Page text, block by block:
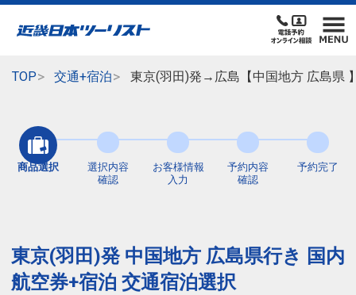
TOP 交通+宿泊 東京(羽田)発→広島【中国地方 広島県
商品選択
選択内容
確認
お客様情報
入力
予約内容
確認
予約完了
東京(羽田)発 中国地方 広島県行き 国内
航空券+宿泊 交通宿泊選択